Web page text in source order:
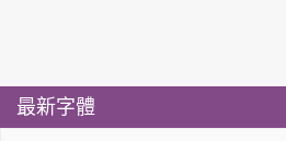
最新字體